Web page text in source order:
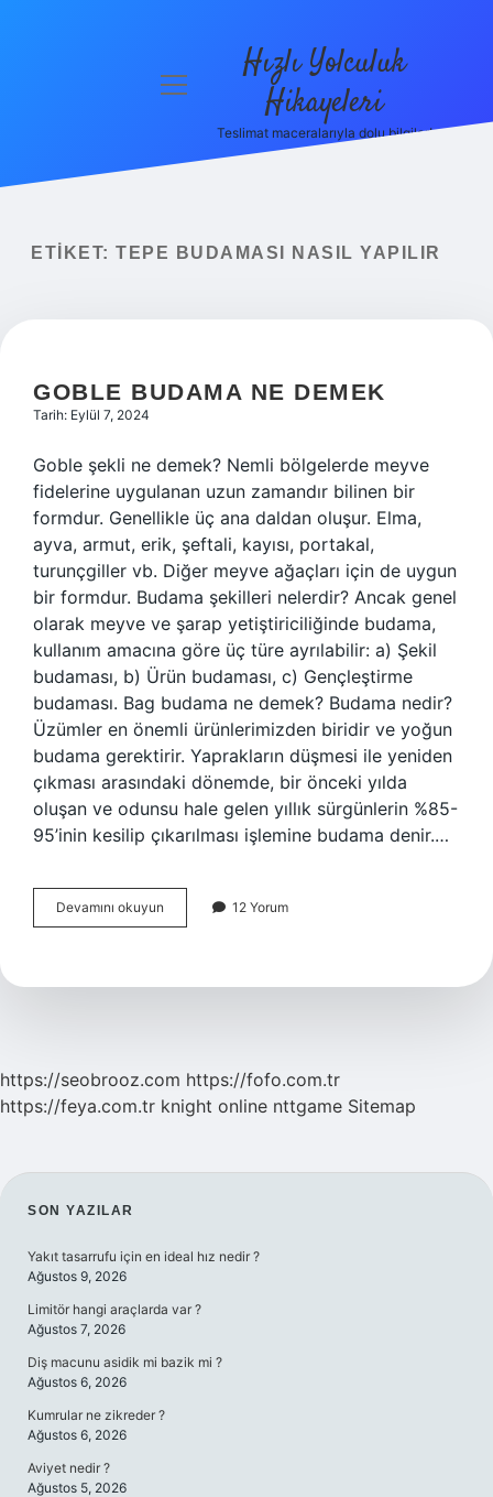
menüyü
Hızlı Yolculuk
Hikayeleri
Teslimat maceralarıyla dolu bilgiler!
ETIKET: TEPE BUDAMASI NASIL YAPILIR
GOBLE BUDAMA NE DEMEK
Tarih: Eylül 7, 2024
Goble şekli ne demek? Nemli bölgelerde meyve
fidelerine uygulanan uzun zamandır bilinen bir
formdur. Genellikle üç ana daldan oluşur. Elma,
ayva, armut, erik, şeftali, kayısı, portakal,
turunçgiller vb. Diğer meyve ağaçları için de uygun
bir formdur. Budama şekilleri nelerdir? Ancak genel
olarak meyve ve şarap yetiştiriciliğinde budama,
kullanım amacına göre üç türe ayrılabilir: a) Şekil
budaması, b) Ürün budaması, c) Gençleştirme
budaması. Bag budama ne demek? Budama nedir?
Üzümler en önemli ürünlerimizden biridir ve yoğun
budama gerektirir. Yaprakların düşmesi ile yeniden
çıkması arasındaki dönemde, bir önceki yılda
oluşan ve odunsu hale gelen yıllık sürgünlerin %85-
95’inin kesilip çıkarılması işlemine budama denir.…
Devamını okuyun
Budama
12 Yorum
https://seobrooz.com https://fofo.com.tr
https://feya.com.tr knight online nttgame Sitemap
SIDEBAR
SON YAZILAR
Yakıt tasarrufu için en ideal hız nedir ?
Ağustos 9, 2026
Limitör hangi araçlarda var ?
Ağustos 7, 2026
Diş macunu asidik mi bazik mi ?
Ağustos 6, 2026
Kumrular ne zikreder ?
Ağustos 6, 2026
Aviyet nedir ?
Ağustos 5, 2026